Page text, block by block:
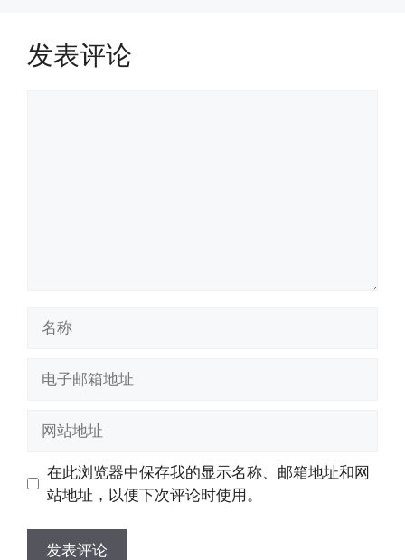
发表评论
址
址
在此浏览器中保存我的显示名称、邮箱地址和网
站地址，以便下次评论时使用。